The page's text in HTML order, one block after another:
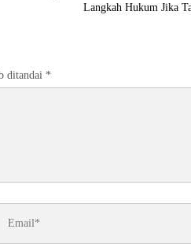
Langkah Hukum Jika
ditandai *